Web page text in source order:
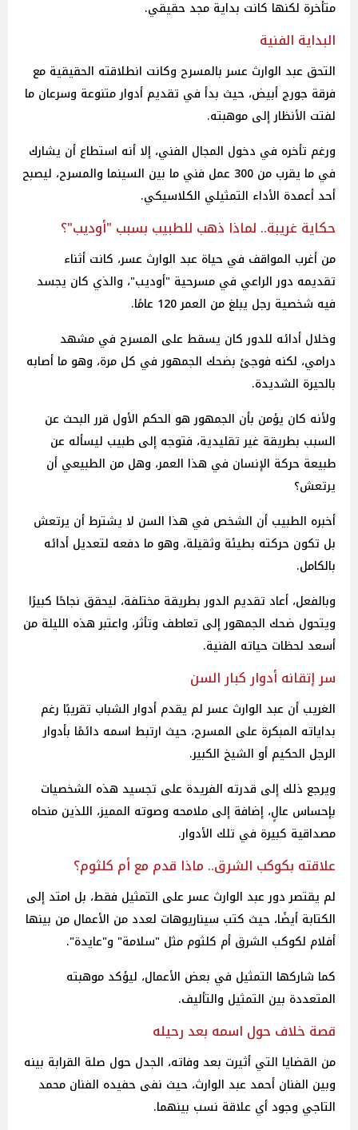
متأخرة لكنها كانت بداية مجد حقيقي.
البداية الفنية
التحق عبد الوارث عسر بالمسرح وكانت انطلاقته الحقيقية مع
فرقة جورج أبيض، حيث بدأ في تقديم أدوار متنوعة وسرعان ما
لفتت الأنظار إلى موهبته.
ورغم تأخره في دخول المجال الفني، إلا أنه استطاع أن يشارك
في ما يقرب من 300 عمل فني ما بين السينما والمسرح، ليصبح
أحد أعمدة الأداء التمثيلي الكلاسيكي.
حكاية غريبة.. لماذا ذهب للطبيب بسبب "أوديب"؟
من أغرب المواقف في حياة عبد الوارث عسر، كانت أثناء
تقديمه دور الراعي في مسرحية "أوديب"، والذي كان يجسد
فيه شخصية رجل يبلغ من العمر 120 عامًا.
وخلال أدائه للدور كان يسقط على المسرح في مشهد
درامي، لكنه فوجئ بضحك الجمهور في كل مرة، وهو ما أصابه
بالحيرة الشديدة.
ولأنه كان يؤمن بأن الجمهور هو الحكم الأول قرر البحث عن
السبب بطريقة غير تقليدية، فتوجه إلى طبيب ليسأله عن
طبيعة حركة الإنسان في هذا العمر، وهل من الطبيعي أن
يرتعش؟
أخبره الطبيب أن الشخص في هذا السن لا يشترط أن يرتعش
بل تكون حركته بطيئة وثقيلة، وهو ما دفعه لتعديل أدائه
بالكامل.
وبالفعل، أعاد تقديم الدور بطريقة مختلفة، ليحقق نجاحًا كبيرًا
ويتحول ضحك الجمهور إلى تعاطف وتأثر، واعتبر هذه الليلة من
أسعد لحظات حياته الفنية.
سر إتقانه أدوار كبار السن
الغريب أن عبد الوارث عسر لم يقدم أدوار الشباب تقريبًا رغم
بداياته المبكرة على المسرح، حيث ارتبط اسمه دائمًا بأدوار
الرجل الحكيم أو الشيخ الكبير.
ويرجع ذلك إلى قدرته الفريدة على تجسيد هذه الشخصيات
بإحساس عالٍ، إضافة إلى ملامحه وصوته المميز، اللذين منحاه
مصداقية كبيرة في تلك الأدوار.
علاقته بكوكب الشرق.. ماذا قدم مع أم كلثوم؟
لم يقتصر دور عبد الوارث عسر على التمثيل فقط، بل امتد إلى
الكتابة أيضًا، حيث كتب سيناريوهات لعدد من الأعمال من بينها
أفلام لكوكب الشرق أم كلثوم مثل "سلامة" و"عايدة".
كما شاركها التمثيل في بعض الأعمال، ليؤكد موهبته
المتعددة بين التمثيل والتأليف.
قصة خلاف حول اسمه بعد رحيله
من القضايا التي أثيرت بعد وفاته، الجدل حول صلة القرابة بينه
وبين الفنان أحمد عبد الوارث، حيث نفى حفيده الفنان محمد
التاجي وجود أي علاقة نسب بينهما.